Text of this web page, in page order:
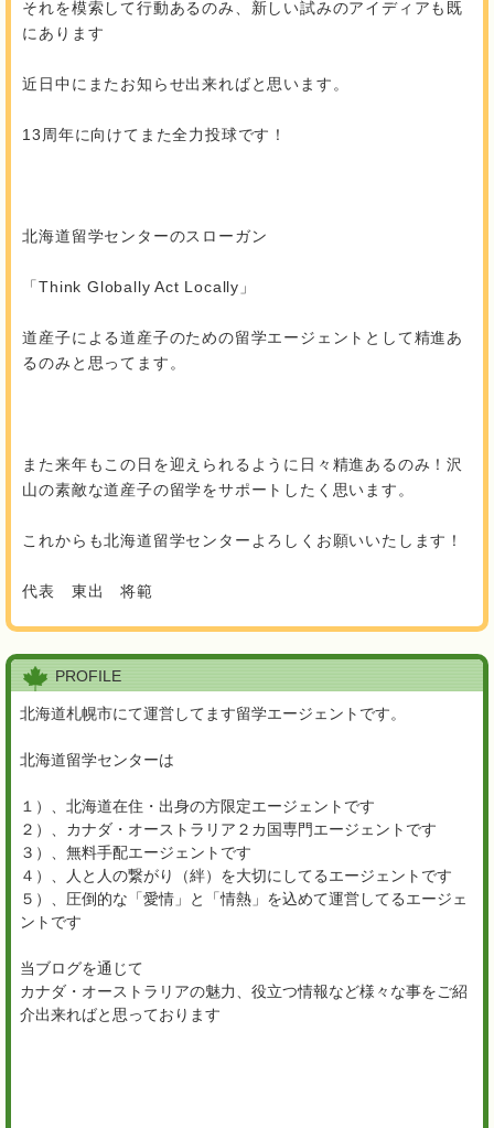
それを模索して行動あるのみ、新しい試みのアイディアも既
にあります
近日中にまたお知らせ出来ればと思います。
13周年に向けてまた全力投球です！
北海道留学センターのスローガン
「Think Globally Act Locally」
道産子による道産子のための留学エージェントとして精進あ
るのみと思ってます。
また来年もこの日を迎えられるように日々精進あるのみ！沢
山の素敵な道産子の留学をサポートしたく思います。
これからも北海道留学センターよろしくお願いいたします！
代表 東出 将範
PROFILE
北海道札幌市にて運営してます留学エージェントです。
北海道留学センターは
１）、北海道在住・出身の方限定エージェントです
２）、カナダ・オーストラリア２カ国専門エージェントです
３）、無料手配エージェントです
４）、人と人の繋がり（絆）を大切にしてるエージェントです
５）、圧倒的な「愛情」と「情熱」を込めて運営してるエージェ
ントです
当ブログを通じて
カナダ・オーストラリアの魅力、役立つ情報など様々な事をご紹
介出来ればと思っております